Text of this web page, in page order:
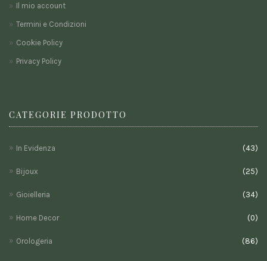
Il mio account
Termini e Condizioni
Cookie Policy
Privacy Policy
CATEGORIE PRODOTTO
In Evidenza (43)
Bijoux (25)
Gioielleria (34)
Home Decor (0)
Orologeria (86)